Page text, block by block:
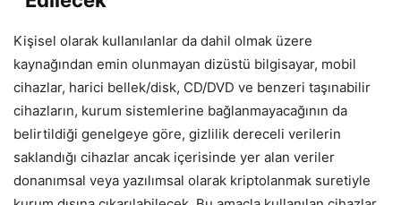
Kişisel olarak kullanılanlar da dahil olmak üzere
kaynağından emin olunmayan dizüstü bilgisayar, mobil
cihazlar, harici bellek/disk, CD/DVD ve benzeri taşınabilir
cihazların, kurum sistemlerine bağlanmayacağının da
belirtildiği genelgeye göre, gizlilik dereceli verilerin
saklandığı cihazlar ancak içerisinde yer alan veriler
donanımsal veya yazılımsal olarak kriptolanmak suretiyle